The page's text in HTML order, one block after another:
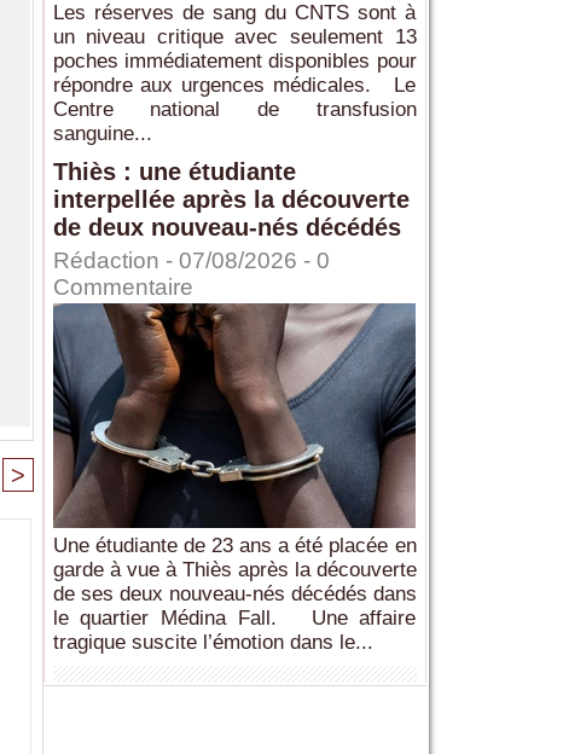
>
Les réserves de sang du CNTS sont à
un niveau critique avec seulement 13
poches immédiatement disponibles pour
répondre aux urgences médicales. Le
Centre national de transfusion
sanguine...
Thiès : une étudiante
interpellée après la découverte
de deux nouveau-nés décédés
Rédaction - 07/08/2026 - 0
Commentaire
Une étudiante de 23 ans a été placée en
garde à vue à Thiès après la découverte
de ses deux nouveau-nés décédés dans
le quartier Médina Fall. Une affaire
tragique suscite l’émotion dans le...